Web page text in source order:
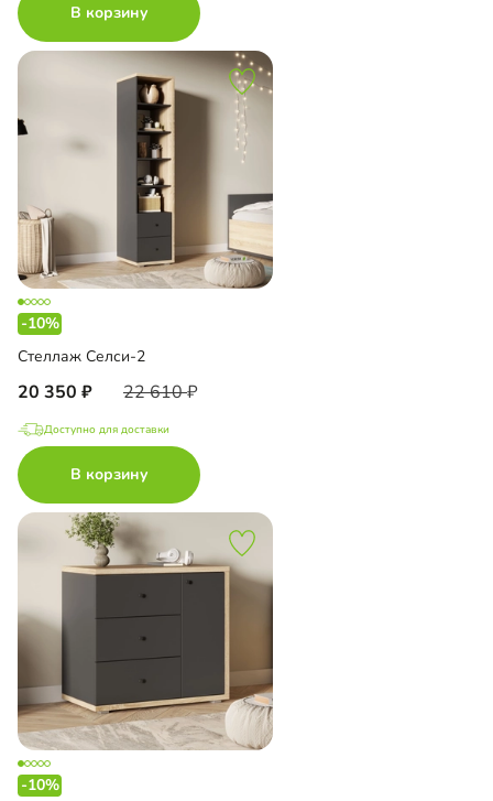
В корзину
-10%
Стеллаж Селси-2
20 350 22 610
Доступно для доставки
В корзину
-10%